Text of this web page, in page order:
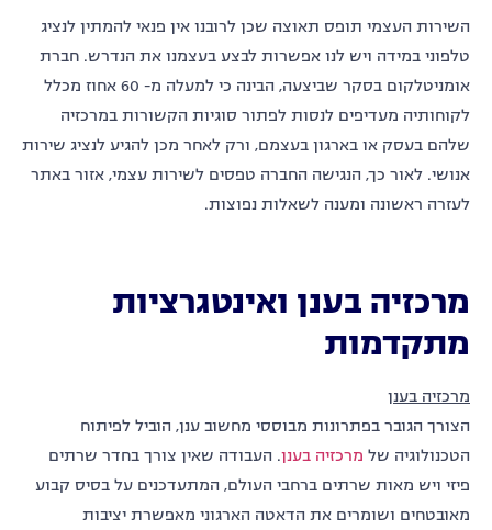
השירות העצמי תופס תאוצה שכן לרובנו אין פנאי להמתין לנציג
טלפוני במידה ויש לנו אפשרות לבצע בעצמנו את הנדרש. חברת
אומניטלקום בסקר שביצעה, הבינה כי למעלה מ- 60 אחוז מכלל
לקוחותיה מעדיפים לנסות לפתור סוגיות הקשורות במרכזיה
שלהם בעסק או בארגון בעצמם, ורק לאחר מכן להגיע לנציג שירות
אנושי. לאור כך, הנגישה החברה טפסים לשירות עצמי, אזור באתר
לעזרה ראשונה ומענה לשאלות נפוצות.
מרכזיה בענן ואינטגרציות
מתקדמות
מרכזיה בענן
הצורך הגובר בפתרונות מבוססי מחשוב ענן, הוביל לפיתוח
הטכנולוגיה של מרכזיה בענן. העבודה שאין צורך בחדר שרתים
פיזי ויש מאות שרתים ברחבי העולם, המתעדכנים על בסיס קבוע
מאובטחים ושומרים את הדאטה הארגוני מאפשרת יציבות